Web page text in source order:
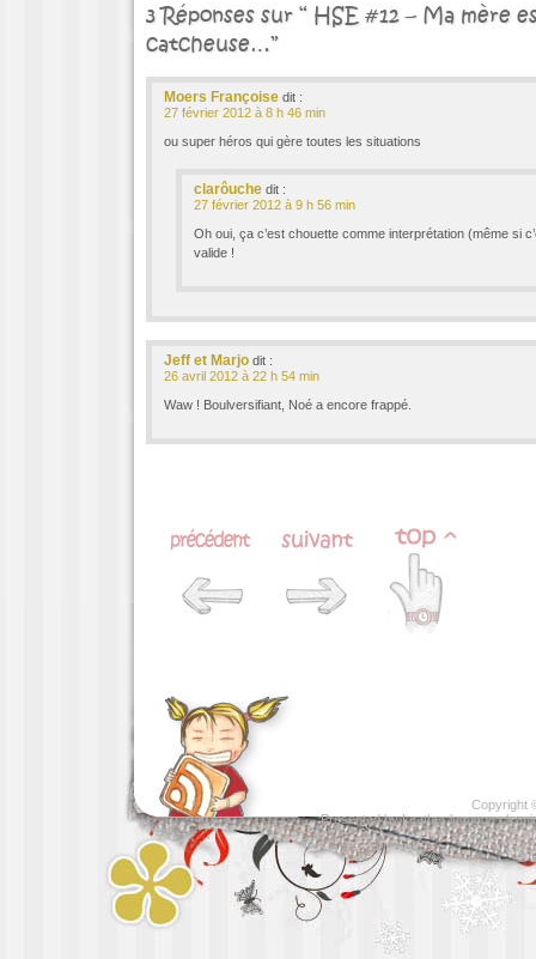
3 Réponses sur “ HSE #12 – Ma mère
catcheuse…”
Moers Françoise dit :
27 février 2012 à 8 h 46 min
ou super héros qui gère toutes les situations
clarôuche dit :
27 février 2012 à 9 h 56 min
Oh oui, ça c’est chouette comme interprétation (même si
valide !
Jeff et Marjo dit :
26 avril 2012 à 22 h 54 min
Waw ! Boulversifiant, Noé a encore frappé.
Copyright
Presented byLeather luggage